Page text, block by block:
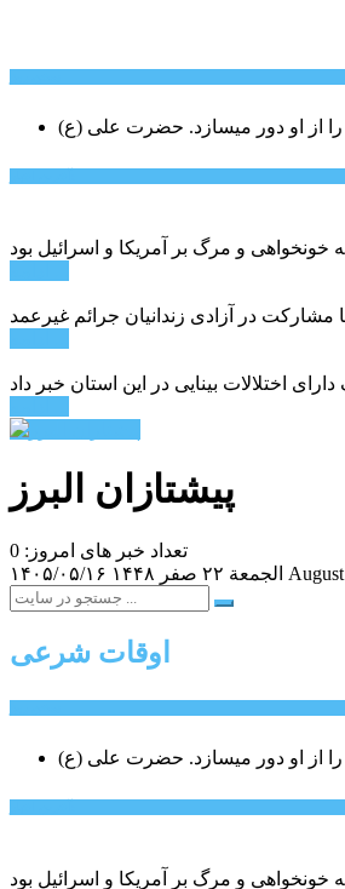
از او دور میسازد. حضرت علی (ع)
مشارکت در آزادی زندانیان جرائم غیرعمد
پیشتازان البرز
تعداد خبر های امروز: 0
۱۴۰۵/۰۵/۱۶
الجمعة ۲۲ صفر ۱۴۴۸
اوقات شرعی
از او دور میسازد. حضرت علی (ع)